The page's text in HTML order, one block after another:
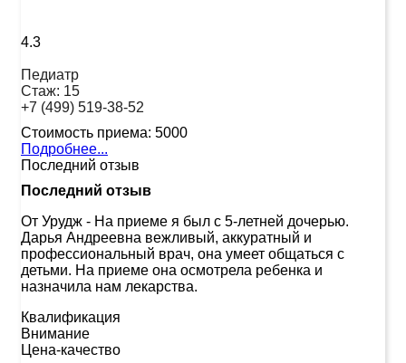
4.3
Педиатр
Стаж: 15
+7 (499) 519-38-52
Стоимость приема: 5000
Подробнее...
Последний отзыв
Последний отзыв
От Урудж - На приеме я был с 5-летней дочерью.
Дарья Андреевна вежливый, аккуратный и
профессиональный врач, она умеет общаться с
детьми. На приеме она осмотрела ребенка и
назначила нам лекарства.
Квалификация
Внимание
Цена-качество